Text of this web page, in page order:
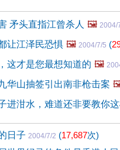
矛头直指江曾杀人 🖼️ 2004/
让江泽民恐惧 🖼️ 2004/7/5 (
这才是您最想知道的 🖼️
华山抽签引出南非枪击案
进泔水，难道还非要教你这
日子 2004/7/2 (17,687次)